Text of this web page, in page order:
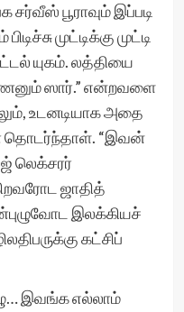
பூராவும் இப்படி
முட்டிக்கு முட்டி
யுகம். லத்தியை
ஸார்.” என்றவளை
உடனடியாக அதை
தொடர்ந்தாள். “இவன்
லெக்சரர்
ஜாதித்
இலக்கியச்
கட்சிப்
இவங்க எல்லாம்